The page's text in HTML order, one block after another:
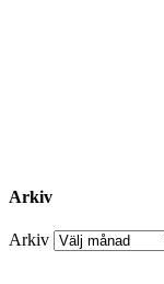
Arkiv
Arkiv